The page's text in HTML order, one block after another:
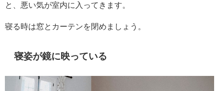
と、悪い気が室内に入ってきます。
寝る時は窓とカーテンを閉めましょう。
寝姿が鏡に映っている